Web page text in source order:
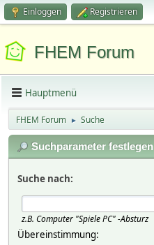
Einloggen Registrieren
FHEM Forum
Hauptmenü
FHEM Forum ► Suche
Suchparameter festlegen
Suche nach:
z.B. Computer "Spiele PC" -Absturz
Übereinstimmung: